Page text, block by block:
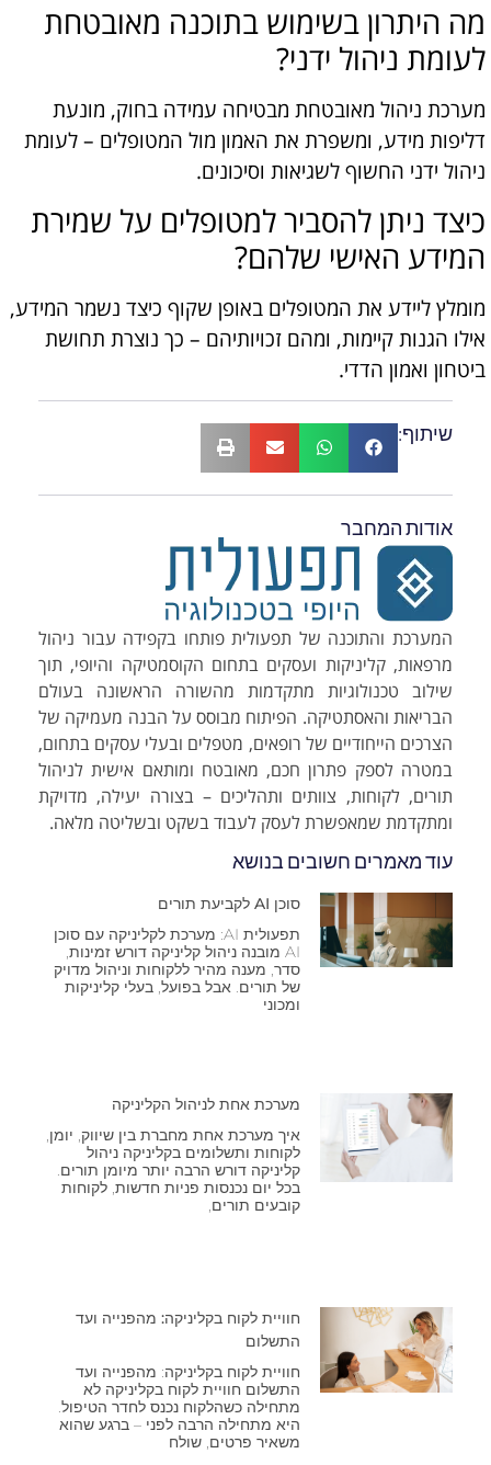
מה היתרון בשימוש בתוכנה מאובטחת
לעומת ניהול ידני?
מערכת ניהול מאובטחת מבטיחה עמידה בחוק, מונעת
דליפות מידע, ומשפרת את האמון מול המטופלים – לעומת
ניהול ידני החשוף לשגיאות וסיכונים.
כיצד ניתן להסביר למטופלים על שמירת
המידע האישי שלהם?
מומלץ ליידע את המטופלים באופן שקוף כיצד נשמר המידע,
אילו הגנות קיימות, ומהם זכויותיהם – כך נוצרת תחושת
ביטחון ואמון הדדי.
שיתוף:
אודות המחבר
המערכת והתוכנה של תפעולית פותחו בקפידה עבור ניהול
מרפאות, קליניקות ועסקים בתחום הקוסמטיקה והיופי, תוך
שילוב טכנולוגיות מתקדמות מהשורה הראשונה בעולם
הבריאות והאסתטיקה. הפיתוח מבוסס על הבנה מעמיקה של
הצרכים הייחודיים של רופאים, מטפלים ובעלי עסקים בתחום,
במטרה לספק פתרון חכם, מאובטח ומותאם אישית לניהול
תורים, לקוחות, צוותים ותהליכים – בצורה יעילה, מדויקת
ומתקדמת שמאפשרת לעסק לעבוד בשקט ובשליטה מלאה.
עוד מאמרים חשובים בנושא
סוכן AI לקביעת תורים
תפעולית AI: מערכת לקליניקה עם סוכן
AI מובנה ניהול קליניקה דורש זמינות,
סדר, מענה מהיר ללקוחות וניהול מדויק
של תורים. אבל בפועל, בעלי קליניקות
ומכוני
מערכת אחת לניהול הקליניקה
איך מערכת אחת מחברת בין שיווק, יומן,
לקוחות ותשלומים בקליניקה ניהול
קליניקה דורש הרבה יותר מיומן תורים.
בכל יום נכנסות פניות חדשות, לקוחות
קובעים תורים,
חוויית לקוח בקליניקה: מהפנייה ועד
התשלום
חוויית לקוח בקליניקה: מהפנייה ועד
התשלום חוויית לקוח בקליניקה לא
מתחילה כשהלקוח נכנס לחדר הטיפול.
היא מתחילה הרבה לפני – ברגע שהוא
משאיר פרטים, שולח